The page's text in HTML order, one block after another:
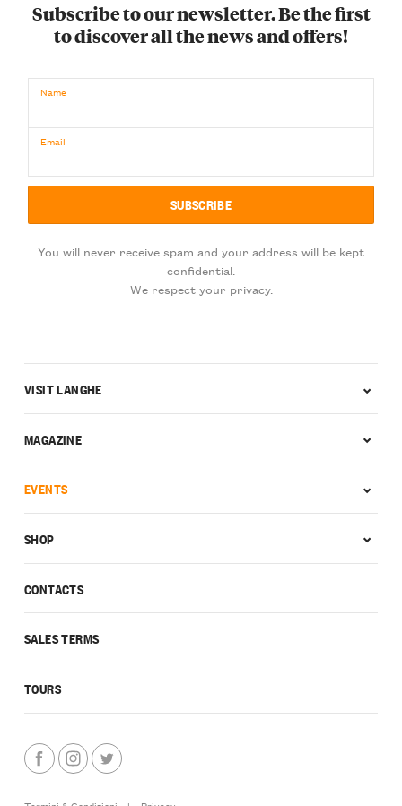
Subscribe to our newsletter. Be the first
to discover all the news and offers!
Name
Email
You will never receive spam and your address will be kept
confidential.
We respect your privacy.
CONTACTS
SALES TERMS
TOURS
VISIT LANGHE
MAGAZINE
EVENTS
SHOP